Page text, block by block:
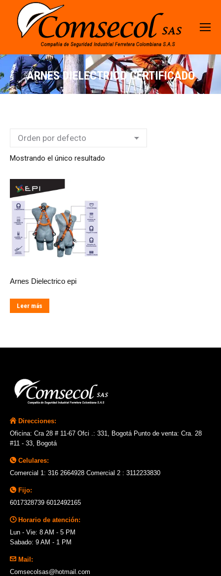
ARNES DIELECTRICO CERTIFICADO
Mostrando el único resultado
Arnes Dielectrico epi
Leer más
Direcciones:
Oficina: Cra 28 # 11-67 Ofci .: 331, Bogotá Punto de venta: Cra. 28
#11 - 33, Bogotá
Celulares:
Comercial 1: 316 2664928 Comercial 2 : 3112233830
Fijo:
6017328739 6012492165
Horario de atención:
Lun - Vie: 8 AM - 5 PM
Sabado: 9 AM - 1 PM
Mail:
Comsecolsas@hotmail.com